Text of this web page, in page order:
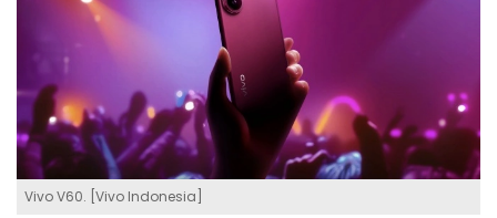
Vivo V60. [Vivo Indonesia]